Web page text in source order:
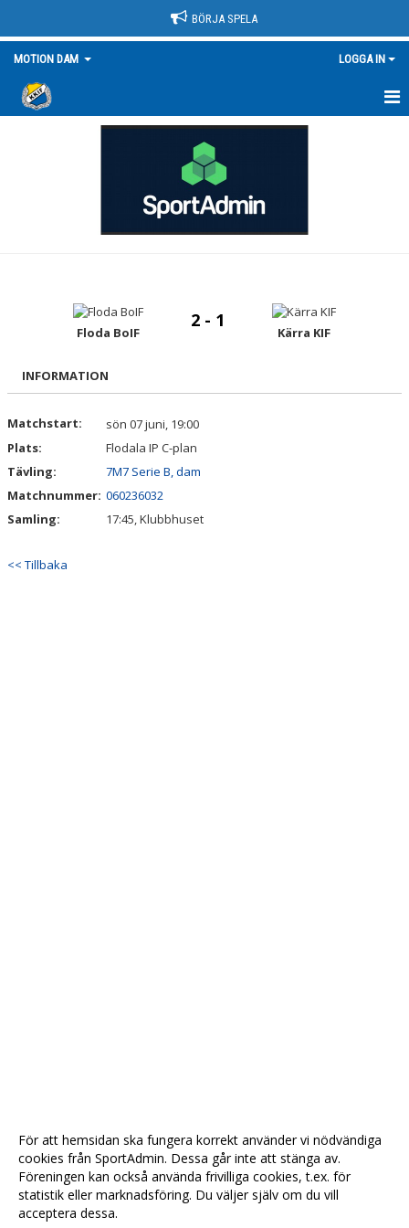
BÖRJA SPELA
MOTION DAM LOGGA IN
BILDGALLERI
DOKUMENT
Floda BoIF
2 - 1
Kärra KIF
INFORMATION
Matchstart:
sön 07 juni, 19:00
Plats:
Flodala IP C-plan
Tävling:
7M7 Serie B, dam
Matchnummer: 060236032
Samling:
17:45, Klubbhuset
<< Tillbaka
För att hemsidan ska fungera korrekt använder vi nödvändiga
cookies från SportAdmin. Dessa går inte att stänga av.
Föreningen kan också använda frivilliga cookies, t.ex. för
statistik eller marknadsföring. Du väljer själv om du vill
acceptera dessa.